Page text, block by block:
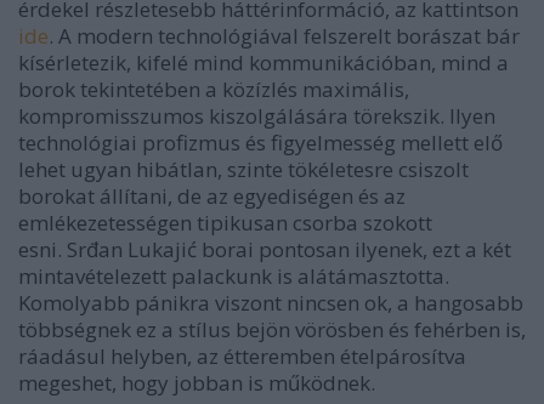
érdekel részletesebb háttérinformáció, az kattintson
ide. A modern technológiával felszerelt borászat bár
kísérletezik, kifelé mind kommunikációban, mind a
borok tekintetében a közízlés maximális,
kompromisszumos kiszolgálására törekszik. Ilyen
technológiai profizmus és figyelmesség mellett elő
lehet ugyan hibátlan, szinte tökéletesre csiszolt
borokat állítani, de az egyediségen és az
emlékezetességen tipikusan csorba szokott
esni. Srđan Lukajić borai pontosan ilyenek, ezt a két
mintavételezett palackunk is alátámasztotta.
Komolyabb pánikra viszont nincsen ok, a hangosabb
többségnek ez a stílus bejön vörösben és fehérben is,
ráadásul helyben, az étteremben ételpárosítva
megeshet, hogy jobban is működnek.